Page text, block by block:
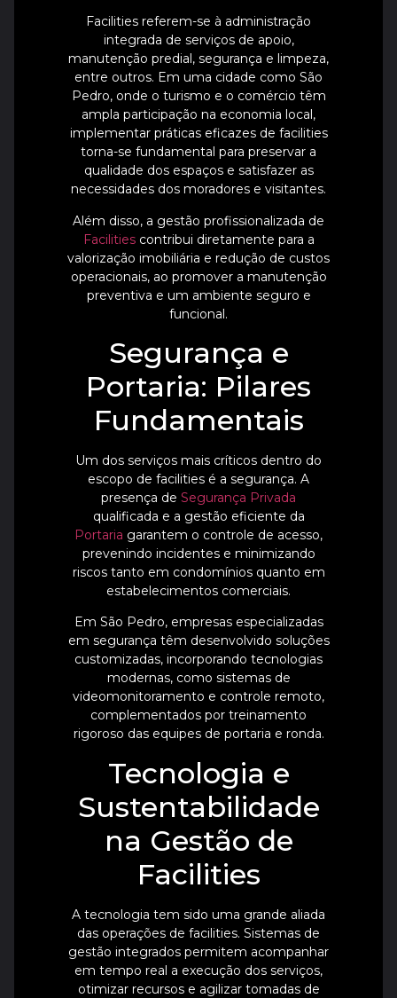
Facilities referem-se à administração
integrada de serviços de apoio,
manutenção predial, segurança e limpeza,
entre outros. Em uma cidade como São
Pedro, onde o turismo e o comércio têm
ampla participação na economia local,
implementar práticas eficazes de facilities
torna-se fundamental para preservar a
qualidade dos espaços e satisfazer as
necessidades dos moradores e visitantes.
Além disso, a gestão profissionalizada de
Facilitiescontribui diretamente para a
valorização imobiliária e redução de custos
operacionais, ao promover a manutenção
preventiva e um ambiente seguro e
funcional.
Segurança e
Portaria: Pilares
Fundamentais
Um dos serviços mais críticos dentro do
escopo de facilities é a segurança. A
presença de Segurança Privada
qualificada e a gestão eficiente da
Portaria garantem o controle de acesso,
prevenindo incidentes e minimizando
riscos tanto em condomínios quanto em
estabelecimentos comerciais.
Em São Pedro, empresas especializadas
em segurança têm desenvolvido soluções
customizadas, incorporando tecnologias
modernas, como sistemas de
videomonitoramento e controle remoto,
complementados por treinamento
rigoroso das equipes de portaria e ronda.
Tecnologia e
Sustentabilidade
na Gestão de
Facilities
A tecnologia tem sido uma grande aliada
das operações de facilities. Sistemas de
gestão integrados permitem acompanhar
em tempo real a execução dos serviços,
otimizar recursos e agilizar tomadas de